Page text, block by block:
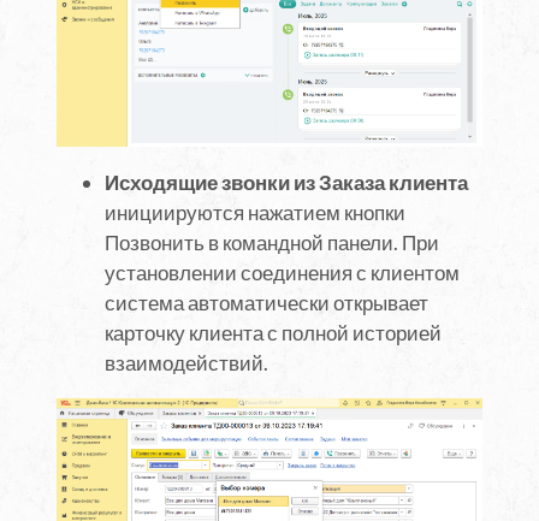
Исходящие звонки из Заказа клиента
инициируются нажатием кнопки
Позвонить в командной панели. При
установлении соединения с клиентом
система автоматически открывает
карточку клиента с полной историей
взаимодействий.